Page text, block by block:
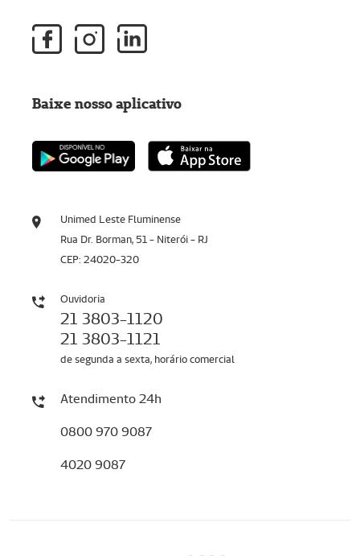
Unimed Leste Fluminense
Rua Dr. Borman, 51 - Niterói - RJ
CEP: 24020-320
Ouvidoria
21 3803-1120
21 3803-1121
de segunda a sexta, horário comercial
Atendimento 24h
0800 970 9087
4020 9087
Baixe nosso aplicativo